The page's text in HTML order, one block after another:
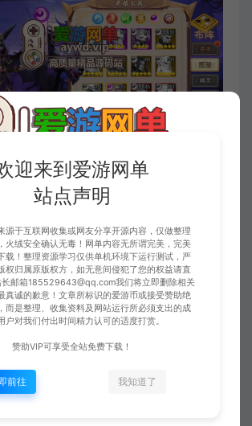
迎来到爱游网单
站点声明
源于互联网收集或网友分享开源内容，仅做整理
火绒安全确认无毒！网单内容无所谓完美，完美
载！整理资源学习仅供单机环境下运行测试，严
权归属原版权方，如无意间侵犯了您的权益请直
长邮箱185529643@qq.com我们将立即删除相关
真诚的歉意！文章所标识的爱游币或接受赞助绝
而是整理、收集资料及网站运行所必须支出的成
户对我们付出时间精力认可的适度打赏。
赞助VIP可享受全站免费下载！
前往 我知道了